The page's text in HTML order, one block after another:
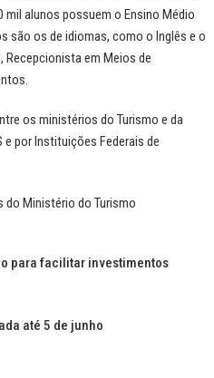
mil alunos possuem o Ensino Médio
são os de idiomas, como o Inglês e o
Recepcionista em Meios de
os ministérios do Turismo e da
por Instituições Federais de
do Ministério do Turismo
para facilitar investimentos
até 5 de junho